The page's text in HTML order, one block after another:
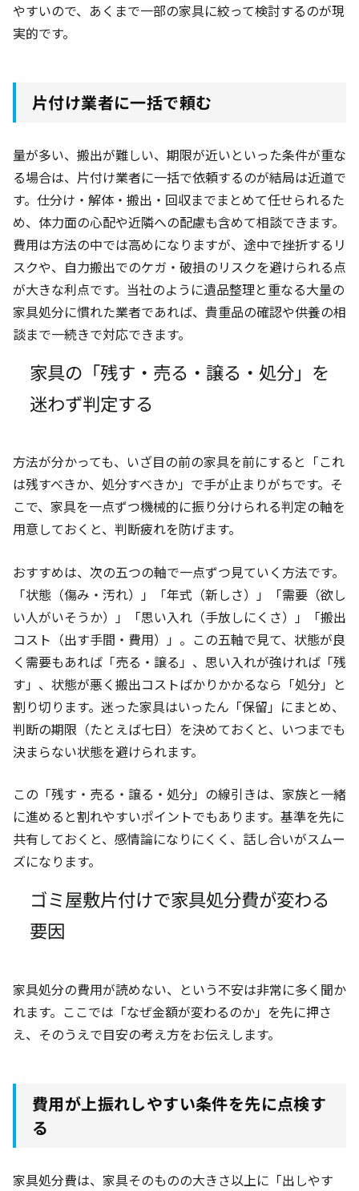
やすいので、あくまで一部の家具に絞って検討するのが現
実的です。
片付け業者に一括で頼む
量が多い、搬出が難しい、期限が近いといった条件が重な
る場合は、片付け業者に一括で依頼するのが結局は近道で
す。仕分け・解体・搬出・回収までまとめて任せられるた
め、体力面の心配や近隣への配慮も含めて相談できます。
費用は方法の中では高めになりますが、途中で挫折するリ
スクや、自力搬出でのケガ・破損のリスクを避けられる点
が大きな利点です。当社のように遺品整理と重なる大量の
家具処分に慣れた業者であれば、貴重品の確認や供養の相
談まで一続きで対応できます。
家具の「残す・売る・譲る・処分」を
迷わず判定する
方法が分かっても、いざ目の前の家具を前にすると「これ
は残すべきか、処分すべきか」で手が止まりがちです。そ
こで、家具を一点ずつ機械的に振り分けられる判定の軸を
用意しておくと、判断疲れを防げます。
おすすめは、次の五つの軸で一点ずつ見ていく方法です。
「状態（傷み・汚れ）」「年式（新しさ）」「需要（欲し
い人がいそうか）」「思い入れ（手放しにくさ）」「搬出
コスト（出す手間・費用）」。この五軸で見て、状態が良
く需要もあれば「売る・譲る」、思い入れが強ければ「残
す」、状態が悪く搬出コストばかりかかるなら「処分」と
割り切ります。迷った家具はいったん「保留」にまとめ、
判断の期限（たとえば七日）を決めておくと、いつまでも
決まらない状態を避けられます。
この「残す・売る・譲る・処分」の線引きは、家族と一緒
に進めると割れやすいポイントでもあります。基準を先に
共有しておくと、感情論になりにくく、話し合いがスムー
ズになります。
ゴミ屋敷片付けで家具処分費が変わる
要因
家具処分の費用が読めない、という不安は非常に多く聞か
れます。ここでは「なぜ金額が変わるのか」を先に押さ
え、そのうえで目安の考え方をお伝えします。
費用が上振れしやすい条件を先に点検す
る
家具処分費は、家具そのものの大きさ以上に「出しやす